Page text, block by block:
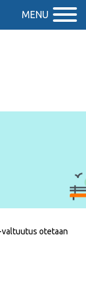
MENU
valtuutus otetaan